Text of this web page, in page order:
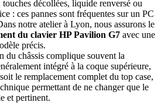
décollées, liquide renversé ou
: ces pannes sont fréquentes sur un PC
notre atelier à Lyon, nous assurons le
du clavier HP Pavilion G7 avec une
précis.
du châssis complique souvent la
intégré à la coque supérieure,
le remplacement complet du top case,
permettant de ne changer que le
et pertinent.